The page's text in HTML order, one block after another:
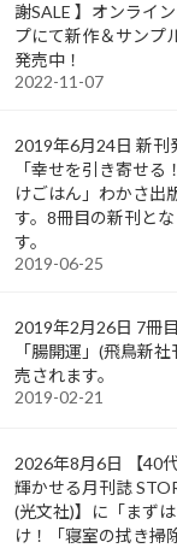
謝SALE 】オンライ
プにて新作＆サンプ
発売中！
2022-11-07
2019年6月24日 新刊
「幸せを引き寄せる
けごはん」わかさ出
す。8冊目の新刊とな
す。
2019-06-25
2019年2月26日 7冊
「腸開運」(飛鳥新
売されます。
2019-02-21
2026年8月6日 【40
輝かせる月刊誌
(光文社)】に「まず
け！「寝室の拭き掃